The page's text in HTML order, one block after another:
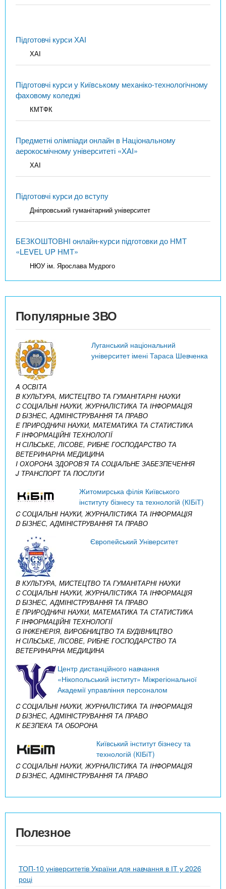
Підготовчі курси ХАІ
ХАІ
Підготовчі курси у Київському механіко-технологічному
фаховому коледжі
КМТФК
Предметні олімпіади онлайн в Національному
аерокосмічному університеті «ХАІ»
ХАІ
Підготовчі курси до вступу
Дніпровський гуманітарний університет
БЕЗКОШТОВНІ онлайн-курси підготовки до НМТ
«LEVEL UP НМТ»
НЮУ ім. Ярослава Мудрого
Популярные ЗВО
Луганський національний
університет імені Тараса Шевченка
A ОСВІТА
B КУЛЬТУРА, МИСТЕЦТВО ТА ГУМАНІТАРНІ НАУКИ
C СОЦІАЛЬНІ НАУКИ, ЖУРНАЛІСТИКА ТА ІНФОРМАЦІЯ
D БІЗНЕС, АДМІНІСТРУВАННЯ ТА ПРАВО
E ПРИРОДНИЧІ НАУКИ, МАТЕМАТИКА ТА СТАТИСТИКА
F ІНФОРМАЦІЙНІ ТЕХНОЛОГІЇ
H СІЛЬСЬКЕ, ЛІСОВЕ, РИБНЕ ГОСПОДАРСТВО ТА
ВЕТЕРИНАРНА МЕДИЦИНА
I ОХОРОНА ЗДОРОВ’Я ТА СОЦІАЛЬНЕ ЗАБЕЗПЕЧЕННЯ
J ТРАНСПОРТ ТА ПОСЛУГИ
Житомирська філія Київського
інституту бізнесу та технологій (КІБіТ)
C СОЦІАЛЬНІ НАУКИ, ЖУРНАЛІСТИКА ТА ІНФОРМАЦІЯ
D БІЗНЕС, АДМІНІСТРУВАННЯ ТА ПРАВО
Європейський Університет
B КУЛЬТУРА, МИСТЕЦТВО ТА ГУМАНІТАРНІ НАУКИ
C СОЦІАЛЬНІ НАУКИ, ЖУРНАЛІСТИКА ТА ІНФОРМАЦІЯ
D БІЗНЕС, АДМІНІСТРУВАННЯ ТА ПРАВО
E ПРИРОДНИЧІ НАУКИ, МАТЕМАТИКА ТА СТАТИСТИКА
F ІНФОРМАЦІЙНІ ТЕХНОЛОГІЇ
G ІНЖЕНЕРІЯ, ВИРОБНИЦТВО ТА БУДІВНИЦТВО
H СІЛЬСЬКЕ, ЛІСОВЕ, РИБНЕ ГОСПОДАРСТВО ТА
ВЕТЕРИНАРНА МЕДИЦИНА
Центр дистанційного навчання
«Нікопольський інститут» Міжрегіональної
Академії управління персоналом
C СОЦІАЛЬНІ НАУКИ, ЖУРНАЛІСТИКА ТА ІНФОРМАЦІЯ
D БІЗНЕС, АДМІНІСТРУВАННЯ ТА ПРАВО
K БЕЗПЕКА ТА ОБОРОНА
Київський інститут бізнесу та
технологій (КІБіТ)
C СОЦІАЛЬНІ НАУКИ, ЖУРНАЛІСТИКА ТА ІНФОРМАЦІЯ
D БІЗНЕС, АДМІНІСТРУВАННЯ ТА ПРАВО
Полезное
ТОП-10 університетів України для навчання в ІТ у 2026
році